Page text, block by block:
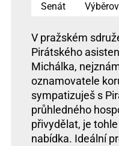
Senát
V pražském
Pirátského
Michálka,
oznamovatele
sympatizuješ s
průhledného
přivydělat, je
nabídka. Ideální